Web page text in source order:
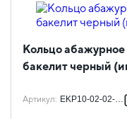
Кольцо
бакелит черный
Артикул: EKP10-02-02-K02